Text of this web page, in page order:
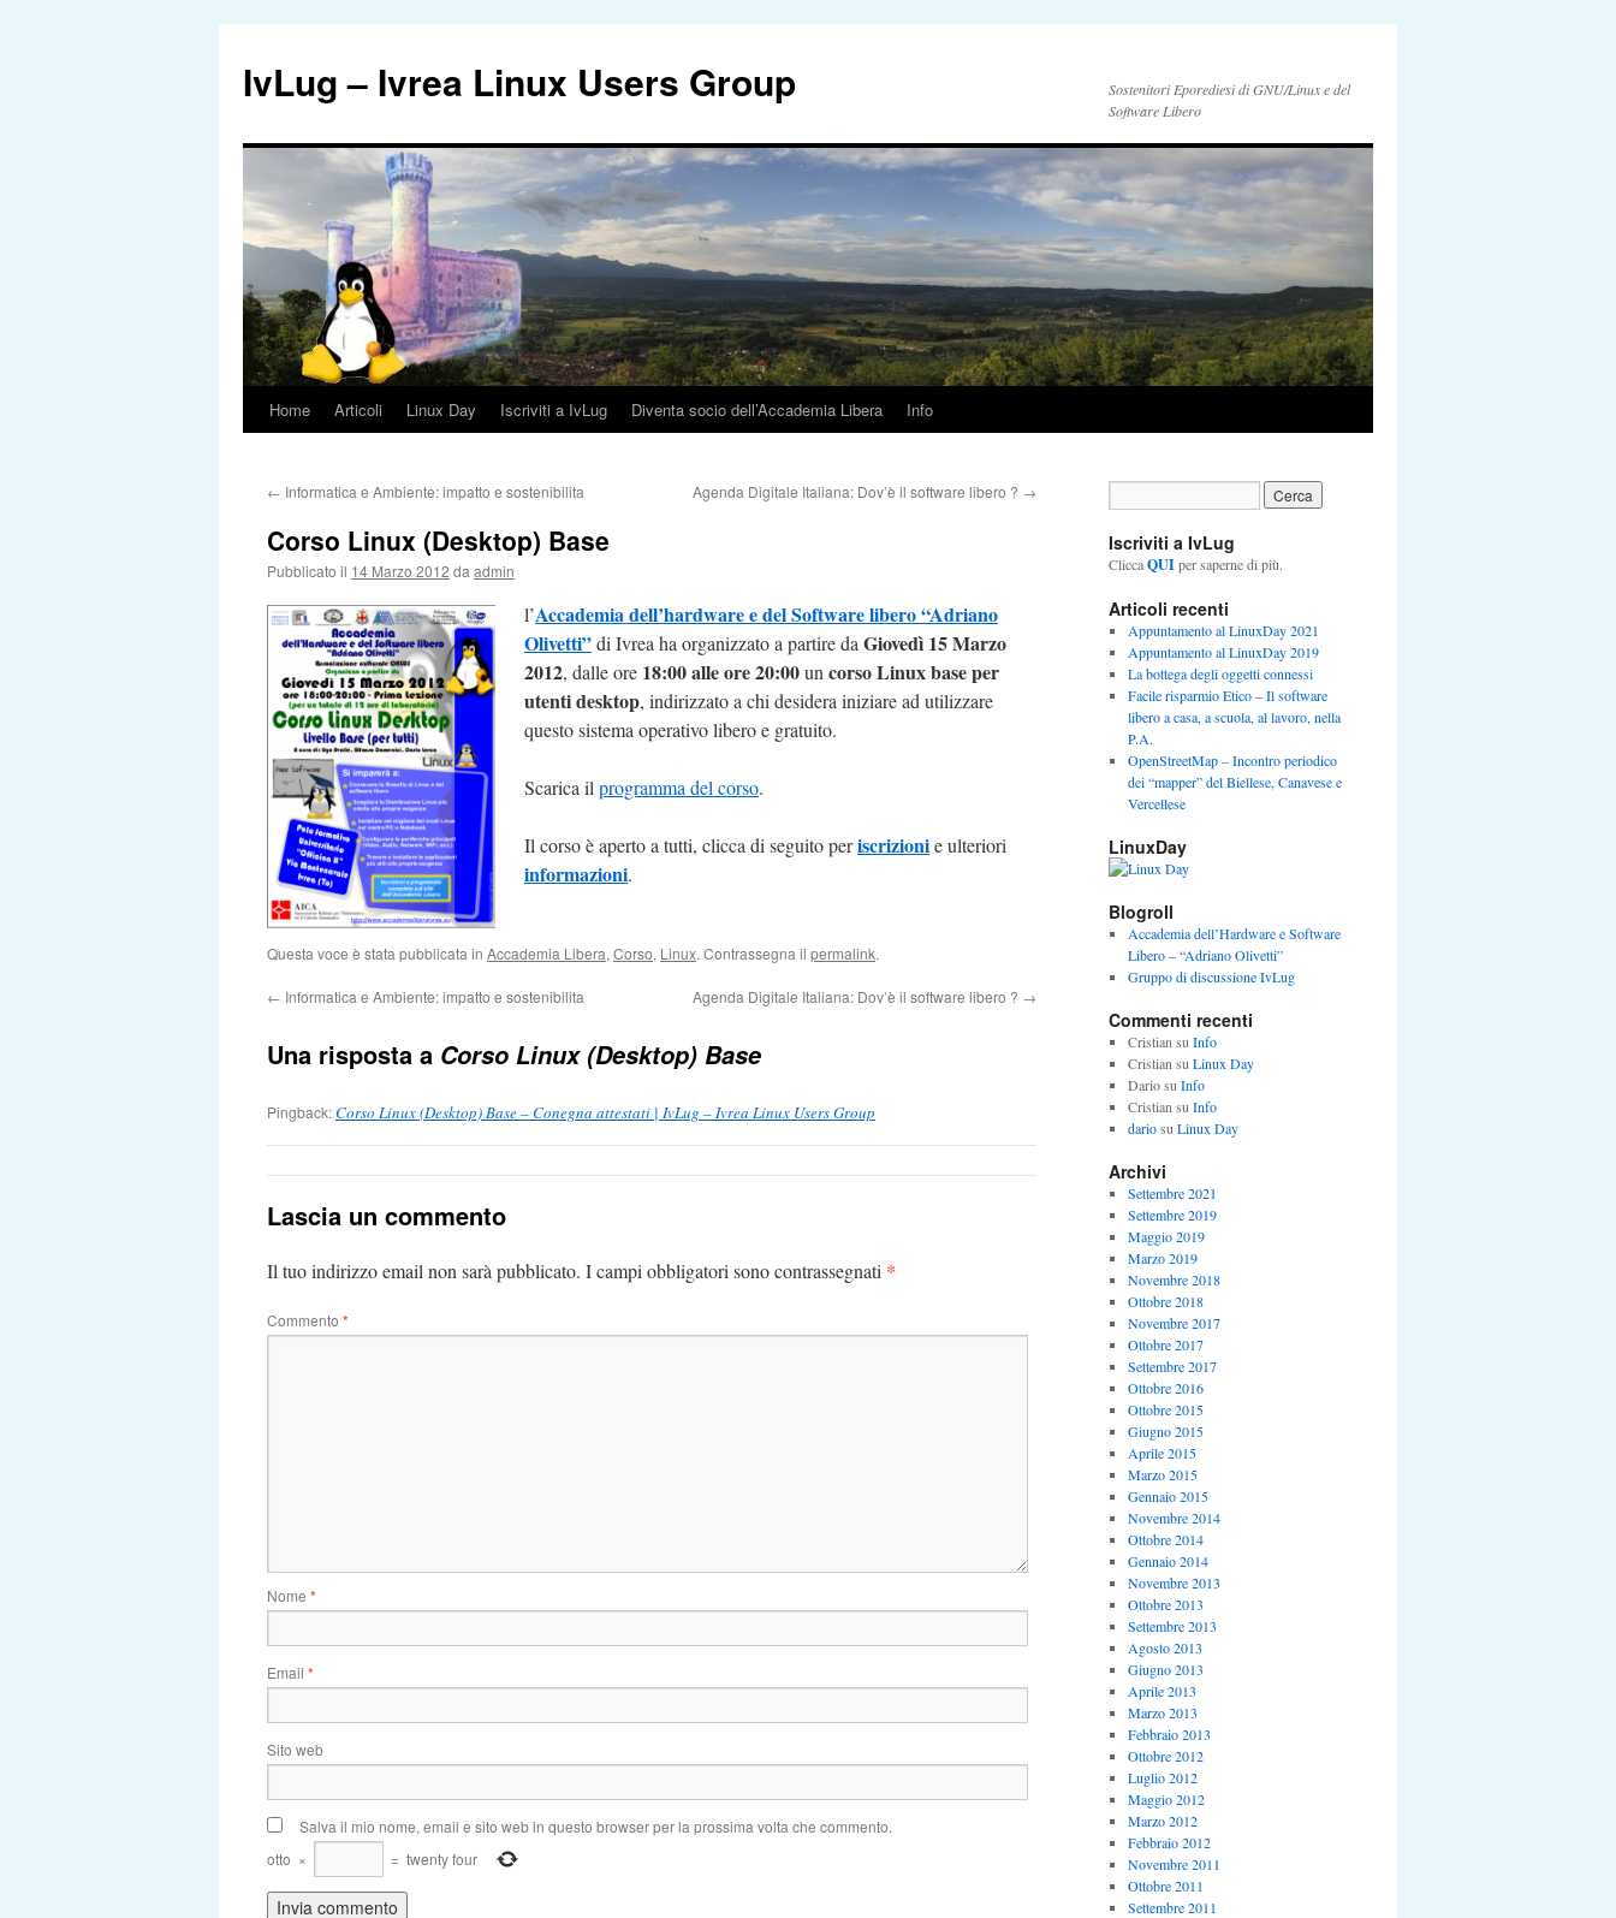
IvLug – Ivrea Linux Users Group
Sostenitori Eporediesi di GNU/Linux e del
Software Libero
Vai
contenuto
Home Articoli Linux Day Iscriviti a IvLug Diventa socio dell’Accademia Libera Info
← Informatica e Ambiente: impatto e sostenibilita Agenda Digitale Italiana: Dov’è il software libero ? →
Corso Linux (Desktop) Base
Pubblicato il 14 Marzo 2012 da admin
l’Accademia dell’hardware e del Software libero “Adriano
Olivetti”di Ivrea ha organizzato a partire da Giovedì 15 Marzo
2012, dalle ore 18:00 alle ore 20:00un corso Linux base per
utenti desktop, indirizzato a chi desidera iniziare ad utilizzare
questo sistema operativo libero e gratuito.
Scarica il programma del corso.
Il corso è aperto a tutti, clicca di seguito periscrizionie ulteriori
informazioni.
Questa voce è stata pubblicata in Accademia Libera, Corso, Linux. Contrassegna il permalink.
← Informatica e Ambiente: impatto e sostenibilita Agenda Digitale Italiana: Dov’è il software libero ? →
Una risposta a Corso Linux (Desktop) Base
Pingback:Corso Linux (Desktop) Base – Conegna attestati | IvLug – Ivrea Linux Users Group
Lascia un commento
Il tuo indirizzo email non sarà pubblicato. I campi obbligatori sono contrassegnati *
Commento *
Nome *
Email *
Sito web
Salva il mio nome, email e sito web in questo browser per la prossima volta che commento.
otto × = twenty four
Iscriviti a IvLug
CliccaQUIper saperne di più.
Articoli recenti
Appuntamento al LinuxDay 2021
Appuntamento al LinuxDay 2019
La bottega degli oggetti connessi
Facile risparmio Etico – Il software
libero a casa, a scuola, al lavoro, nella
P.A.
OpenStreetMap – Incontro periodico
dei “mapper” del Biellese, Canavese e
Vercellese
LinuxDay
Blogroll
Accademia dell’Hardware e Software
Libero – “Adriano Olivetti”
Gruppo di discussione IvLug
Commenti recenti
Cristian su Info
Cristian su Linux Day
Dariosu Info
Cristian su Info
dariosu Linux Day
Archivi
Settembre 2021
Settembre 2019
Maggio 2019
Marzo 2019
Novembre 2018
Ottobre 2018
Novembre 2017
Ottobre 2017
Settembre 2017
Ottobre 2016
Ottobre 2015
Giugno 2015
Aprile 2015
Marzo 2015
Gennaio 2015
Novembre 2014
Ottobre 2014
Gennaio 2014
Novembre 2013
Ottobre 2013
Settembre 2013
Agosto 2013
Giugno 2013
Aprile 2013
Marzo 2013
Febbraio 2013
Ottobre 2012
Luglio 2012
Maggio 2012
Marzo 2012
Febbraio 2012
Novembre 2011
Ottobre 2011
Settembre 2011